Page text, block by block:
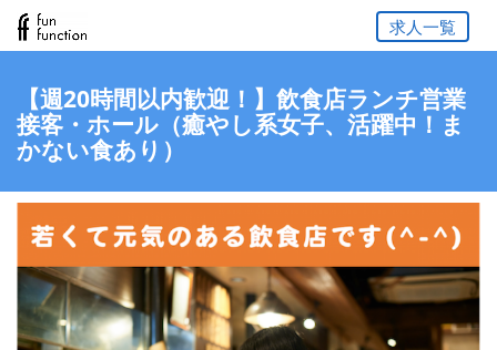
求人一覧
【週20時間以内歓迎！】飲食店ランチ営業
接客・ホール（癒やし系女子、活躍中！ま
かない食あり）